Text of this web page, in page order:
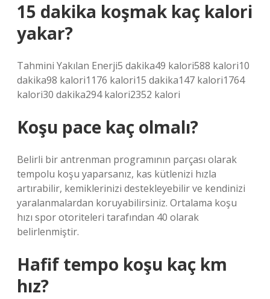
15 dakika koşmak kaç kalori
yakar?
Tahmini Yakılan Enerji5 dakika49 kalori588 kalori10
dakika98 kalori1176 kalori15 dakika147 kalori1764
kalori30 dakika294 kalori2352 kalori
Koşu pace kaç olmalı?
Belirli bir antrenman programının parçası olarak
tempolu koşu yaparsanız, kas kütlenizi hızla
artırabilir, kemiklerinizi destekleyebilir ve kendinizi
yaralanmalardan koruyabilirsiniz. Ortalama koşu
hızı spor otoriteleri tarafından 40 olarak
belirlenmiştir.
Hafif tempo koşu kaç km
hız?